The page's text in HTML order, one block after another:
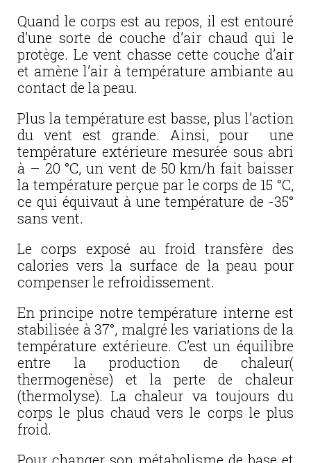
Quand le corps est au repos, il est entouré
d’une sorte de couche d’air chaud qui le
protège. Le vent chasse cette couche d’air
et amène l’air à température ambiante au
contact de la peau.
Plus la température est basse, plus l’action
du vent est grande. Ainsi, pour une
température extérieure mesurée sous abri
à – 20 °C, un vent de 50 km/h fait baisser
la température perçue par le corps de 15 °C,
ce qui équivaut à une température de -35°
sans vent.
Le corps exposé au froid transfère des
calories vers la surface de la peau pour
compenser le refroidissement.
En principe notre température interne est
stabilisée à 37°, malgré les variations de la
température extérieure. C’est un équilibre
entre la production de chaleur(
thermogenèse) et la perte de chaleur
(thermolyse). La chaleur va toujours du
corps le plus chaud vers le corps le plus
froid.